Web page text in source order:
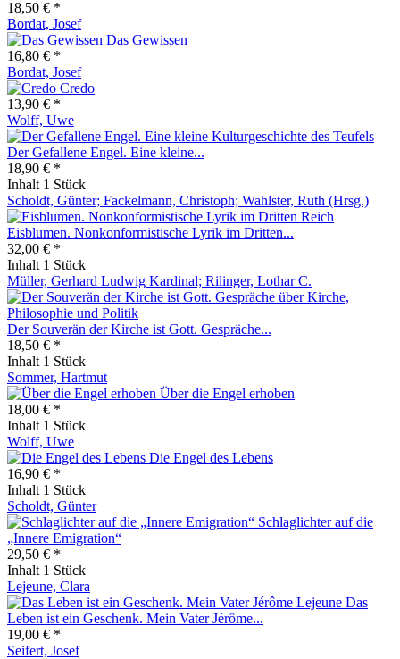
18,50 € *
Bordat, Josef
Das Gewissen
16,80 € *
Bordat, Josef
Credo
13,90 € *
Wolff, Uwe
Der Gefallene Engel. Eine kleine...
18,90 € *
Inhalt 1 Stück
Scholdt, Günter; Fackelmann, Christoph; Wahlster, Ruth (Hrsg.)
Eisblumen. Nonkonformistische Lyrik im Dritten...
32,00 € *
Inhalt 1 Stück
Müller, Gerhard Ludwig Kardinal; Rilinger, Lothar C.
Der Souverän der Kirche ist Gott. Gespräche...
18,50 € *
Inhalt 1 Stück
Sommer, Hartmut
Über die Engel erhoben
18,00 € *
Inhalt 1 Stück
Wolff, Uwe
Die Engel des Lebens
16,90 € *
Inhalt 1 Stück
Scholdt, Günter
Schlaglichter auf die
„Innere Emigration“
29,50 € *
Inhalt 1 Stück
Lejeune, Clara
Das
Leben ist ein Geschenk. Mein Vater Jérôme...
19,00 € *
Seifert, Josef